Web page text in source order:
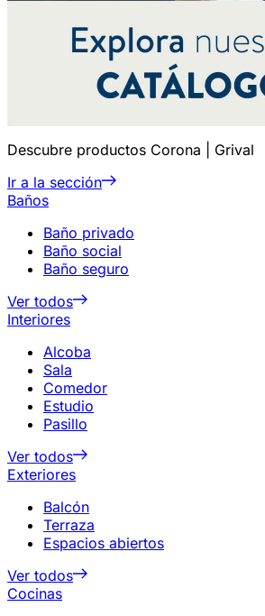
Descubre productos Corona | Grival
Ir a la sección
Baños
Baño privado
Baño social
Baño seguro
Ver todos
Interiores
Alcoba
Sala
Comedor
Estudio
Pasillo
Ver todos
Exteriores
Balcón
Terraza
Espacios abiertos
Ver todos
Cocinas